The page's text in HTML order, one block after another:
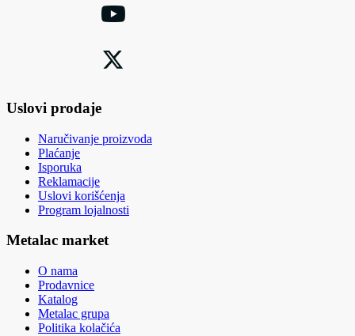
Uslovi prodaje
Naručivanje proizvoda
Plaćanje
Isporuka
Reklamacije
Uslovi korišćenja
Program lojalnosti
Metalac market
O nama
Prodavnice
Katalog
Metalac grupa
Politika kolačića